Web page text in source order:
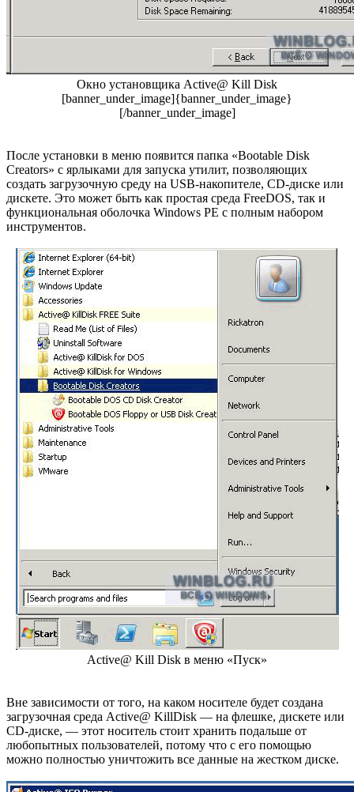
Окно установщика Active@ Kill Disk
[banner_under_image]{banner_under_image}
[/banner_under_image]
После установки в меню появится папка «Bootable Disk
Creators» с ярлыками для запуска утилит, позволяющих
создать загрузочную среду на USB-накопителе, CD-диске или
дискете. Это может быть как простая среда FreeDOS, так и
функциональная оболочка Windows PE с полным набором
инструментов.
Active@ Kill Disk в меню «Пуск»
Вне зависимости от того, на каком носителе будет создана
загрузочная среда Active@ KillDisk — на флешке, дискете или
CD-диске, — этот носитель стоит хранить подальше от
любопытных пользователей, потому что с его помощью
можно полностью уничтожить все данные на жестком диске.